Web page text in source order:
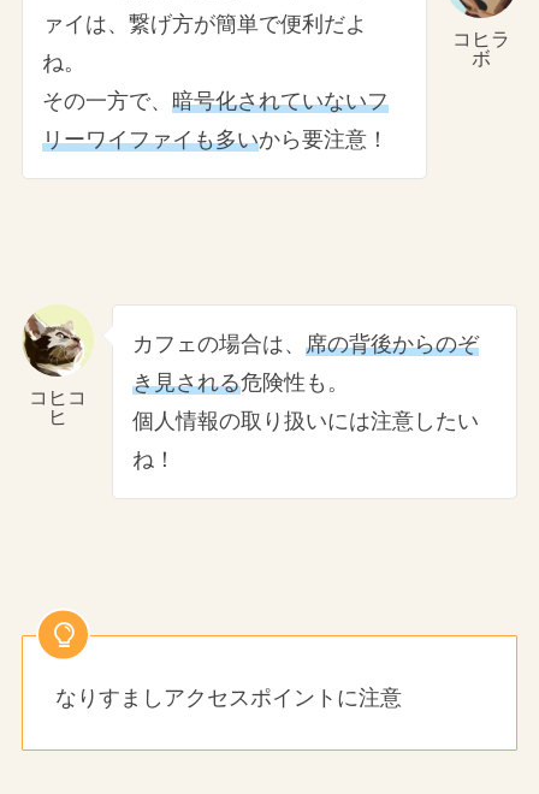
コヒラ
ボ
ァイは、繋げ方が簡単で便利だよ
ね。
その一方で、 暗号化されていないフ
リーワイファイも多いから要注意！
コヒコ
ヒ
カフェの場合は、 席の背後からのぞ
き見される危険性も。
個人情報の取り扱いには注意したい
ね！
なりすましアクセスポイントに注意